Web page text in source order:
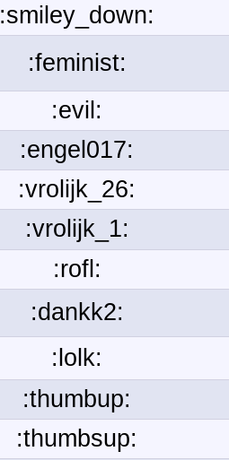
:smiley_down:
:feminist:
:evil:
:engel017:
:vrolijk_26:
:vrolijk_1:
:rofl:
:dankk2:
:lolk:
:thumbup:
:thumbsup: